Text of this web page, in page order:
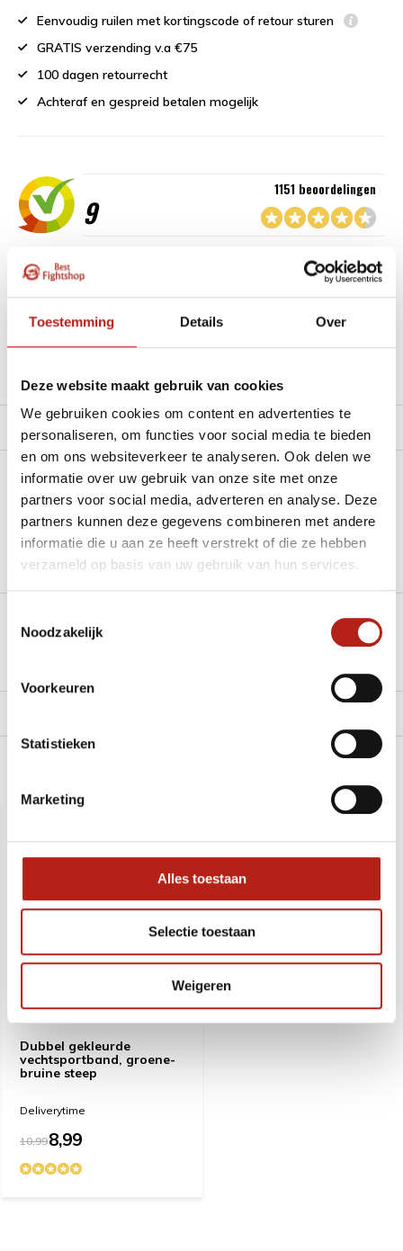
Toestemming Details Over
Deze website maakt gebruik van cookies
We gebruiken cookies om content en advertenties te
personaliseren, om functies voor social media te bieden
en om ons websiteverkeer te analyseren. Ook delen we
informatie over uw gebruik van onze site met onze
partners voor social media, adverteren en analyse. Deze
partners kunnen deze gegevens combineren met andere
informatie die u aan ze heeft verstrekt of die ze hebben
verzameld op basis van uw gebruik van hun services.
Noodzakelijk
Voorkeuren
Statistieken
Marketing
Alles toestaan
Selectie toestaan
Weigeren
Eenvoudig ruilen met kortingscode of retour sturen
GRATIS verzending v.a €75
100 dagen retourrecht
Achteraf en gespreid betalen mogelijk
9
1151 beoordelingen
“Goede service , zeer correcte afhandeling en kwaliteit
materiaal.”
Beschikbaar in de volgende varianten:
Productomschrijving
Product tags
Heb je een vraag over dit product?
Stel je vraag in de Chat voor een snel antwoord 24/7
Groot aantal nodig?
Klik hier om een offerte aan te vragen
Dubbel gekleurde
vechtsportband, groene-
bruine steep
Deliverytime
10,998,99